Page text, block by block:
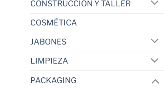
CONSTRUCCIÓN Y TALLER
COSMÉTICA
JABONES
LIMPIEZA
PACKAGING